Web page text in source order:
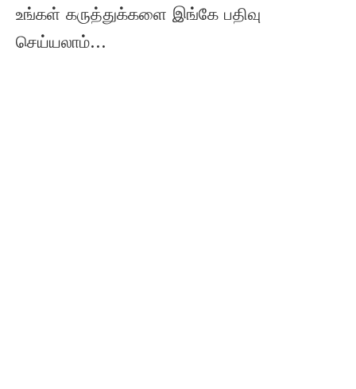
உங்கள் கருத்துக்களை இங்கே பதிவு
செய்யலாம்...